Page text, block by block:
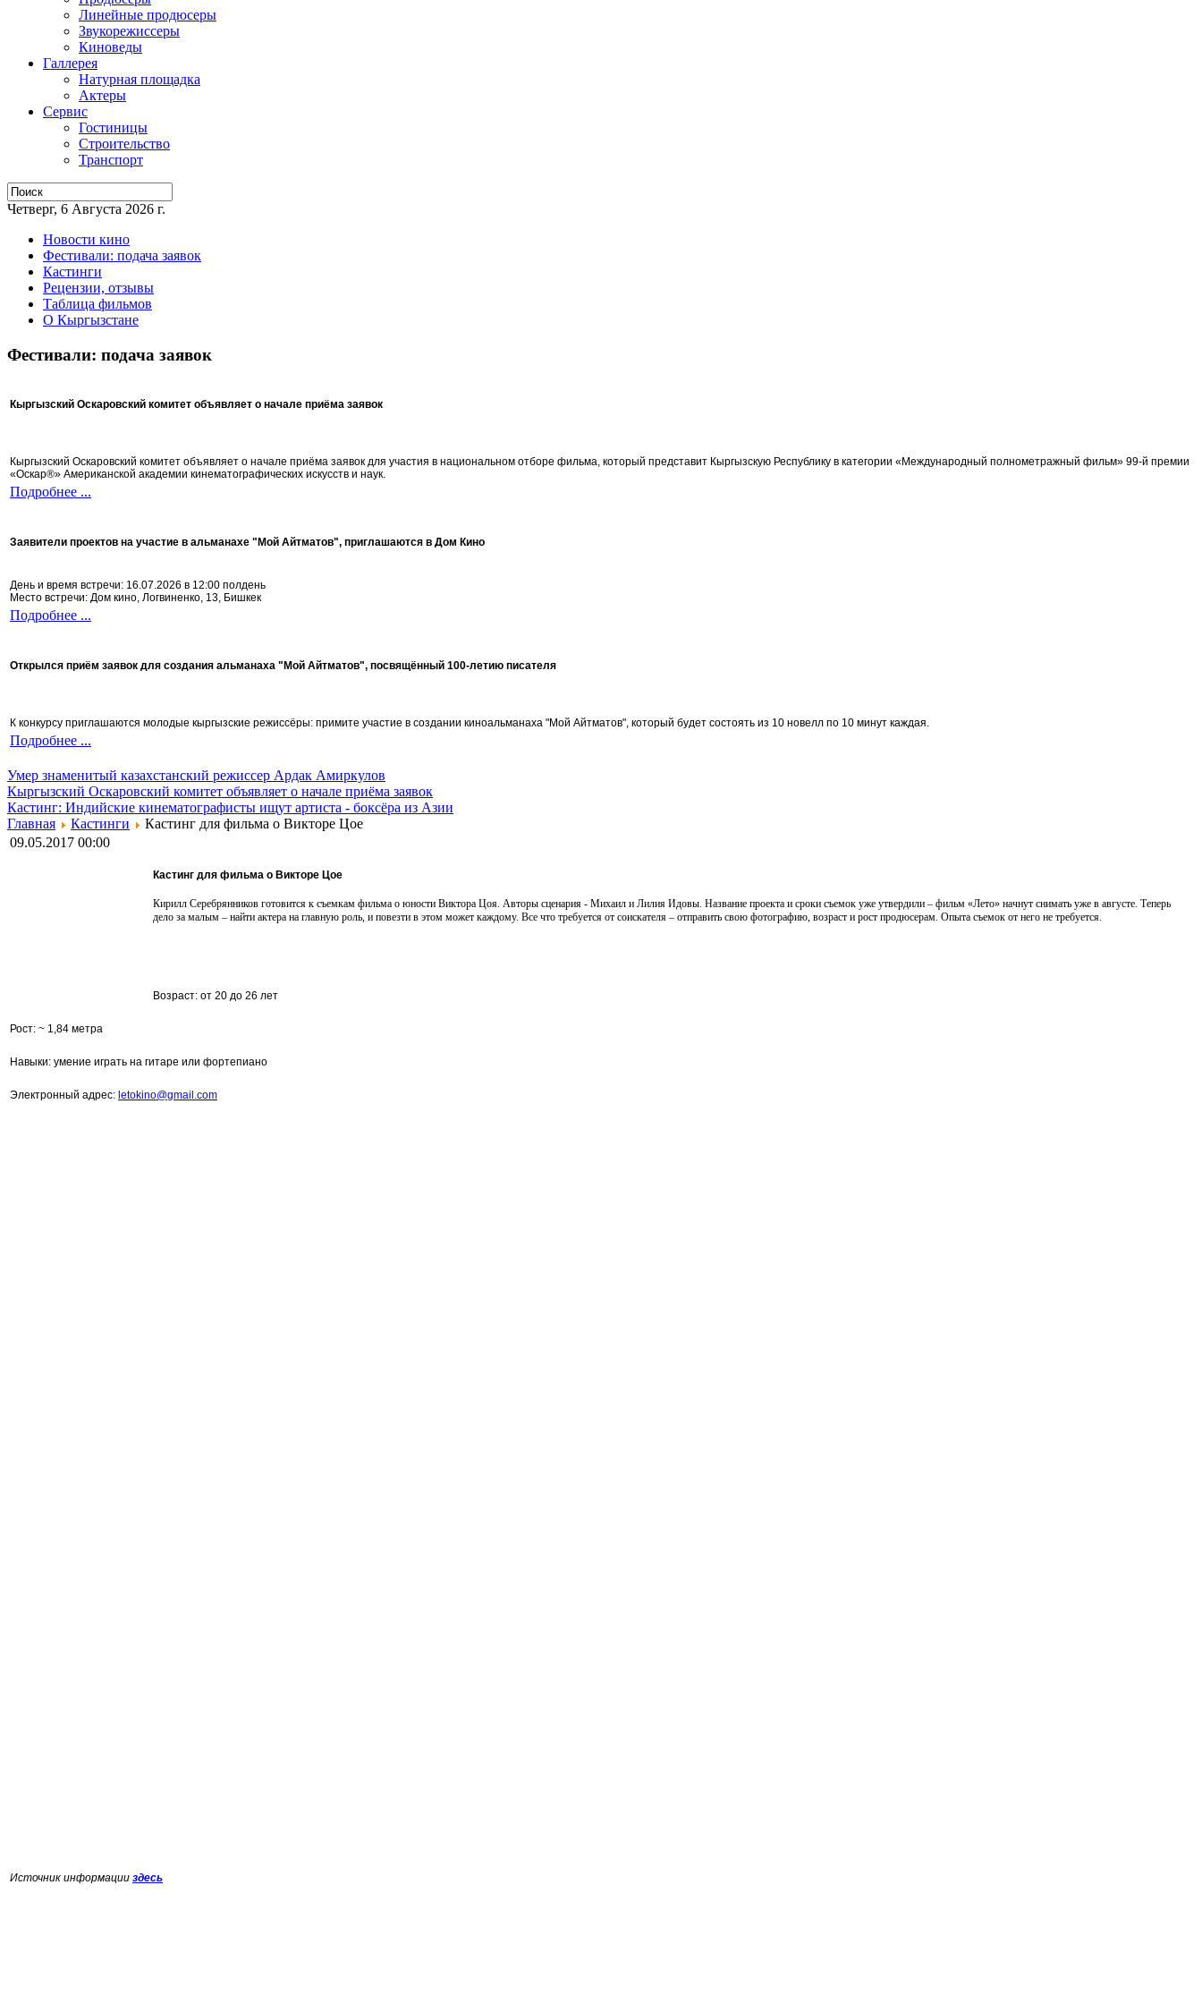
Линейные продюсеры
Звукорежиссеры
Киноведы
Галлерея
Натурная площадка
Актеры
Сервис
Гостиницы
Строительство
Транспорт
Четверг, 6 Августа 2026 г.
Новости кино
Фестивали: подача заявок
Кастинги
Рецензии, отзывы
Таблица фильмов
О Кыргызстане
Фестивали: подача заявок
Кыргызский Оскаровский комитет объявляет о начале приёма заявок
Кыргызский Оскаровский комитет объявляет о начале приёма заявок для участия в национальном отборе фильма, который представит Кыргызскую Республику в категории «Международный полнометражный фильм» 99-й премии
«Оскар®» Американской академии кинематографических искусств и наук.
Подробнее ...
Заявители проектов на участие в альманахе "Мой Айтматов", приглашаются в Дом Кино
День и время встречи: 16.07.2026 в 12:00 полдень
Место встречи: Дом кино, Логвиненко, 13, Бишкек
Подробнее ...
Открылся приём заявок для создания альманаха "Мой Айтматов", посвящённый 100-летию писателя
К конкурсу приглашаются молодые кыргызские режиссёры: примите участие в создании киноальманаха "Мой Айтматов", который будет состоять из 10 новелл по 10 минут каждая.
Подробнее ...
Умер знаменитый казахстанский режиссер Ардак Амиркулов
Кыргызский Оскаровский комитет объявляет о начале приёма заявок
Кастинг: Индийские кинематографисты ищут артиста - боксёра из Азии
Главная
Кастинги
Кастинг для фильма о Викторе Цое
09.05.2017 00:00
Кастинг для фильма о Викторе Цое
Кирилл Серебрянников готовится к съемкам фильма о юности Виктора Цоя. Авторы сценария - Михаил и Лилия Идовы. Название проекта и сроки съемок уже утвердили – фильм «Лето» начнут снимать уже в августе. Теперь
дело за малым – найти актера на главную роль, и повезти в этом может каждому. Все что требуется от соискателя – отправить свою фотографию, возраст и рост продюсерам. Опыта съемок от него не требуется.
Возраст: от 20 до 26 лет
Рост: ~ 1,84 метра
Навыки: умение играть на гитаре или фортепиано
Электронный адрес: letokino@gmail.com
Источник информации здесь